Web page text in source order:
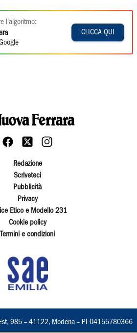
l'algoritmo:
CLICCA QUI
Redazione
Scriveteci
Pubblicità
Privacy
Etico e Modello 231
Cookie policy
Termini e condizioni
Est, 985 – 41122, Modena – PI 04155780366